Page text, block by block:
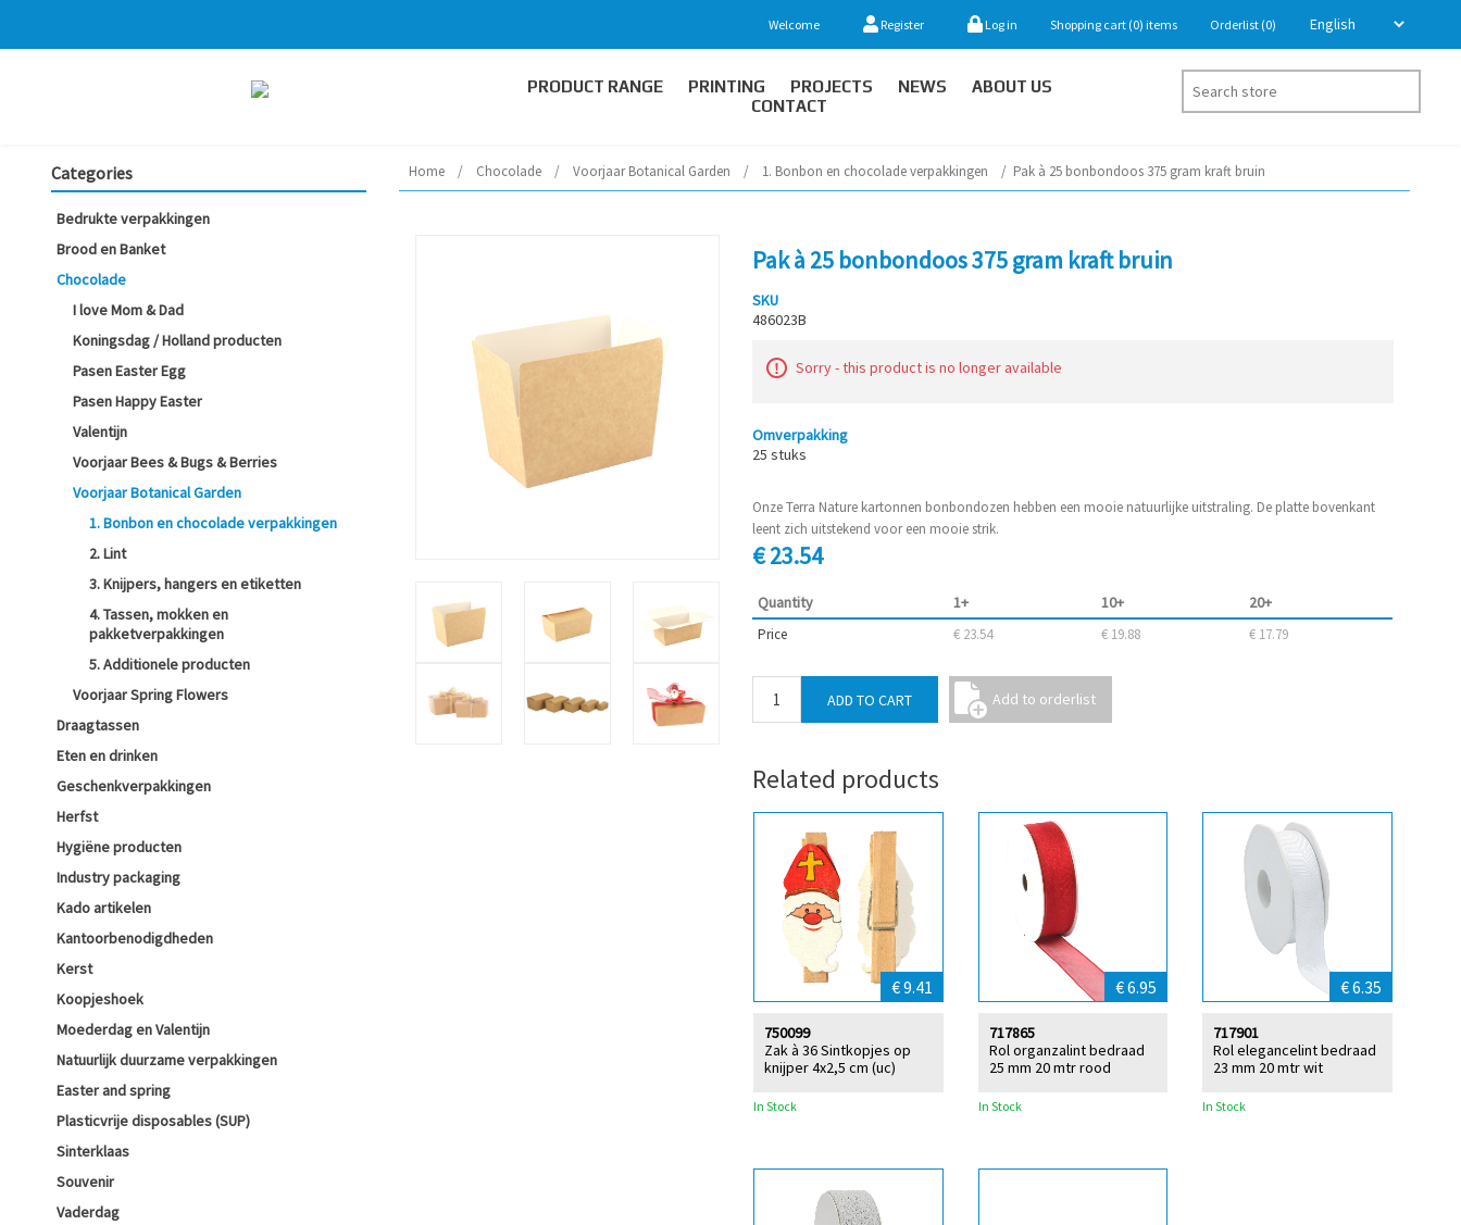
Welcome Register Log in Shopping cart (0) items Orderlist (0)
PRODUCT RANGE PRINTING PROJECTS NEWS
ABOUT US
CONTACT
Categories
Bedrukte verpakkingen
Brood en Banket
Chocolade
I love Mom & Dad
Koningsdag / Holland producten
Pasen Easter Egg
Pasen Happy Easter
Valentijn
Voorjaar Bees & Bugs & Berries
Voorjaar Botanical Garden
1. Bonbon en chocolade verpakkingen
2. Lint
3. Knijpers, hangers en etiketten
4. Tassen, mokken en
pakketverpakkingen
5. Additionele producten
Voorjaar Spring Flowers
Draagtassen
Eten en drinken
Geschenkverpakkingen
Herfst
Hygiëne producten
Industry packaging
Kado artikelen
Kantoorbenodigdheden
Kerst
Koopjeshoek
Moederdag en Valentijn
Natuurlijk duurzame verpakkingen
Easter and spring
Plasticvrije disposables (SUP)
Sinterklaas
Souvenir
Vaderdag
Home / Chocolade / Voorjaar Botanical Garden / 1. Bonbon en chocolade verpakkingen / Pak à 25 bonbondoos 375 gram kraft bruin
Pak à 25 bonbondoos 375 gram kraft bruin
SKU
486023B
Sorry - this product is no longer available
Omverpakking
25 stuks
Onze Terra Nature kartonnen bonbondozen hebben een mooie natuurlijke uitstraling. De platte bovenkant
leent zich uitstekend voor een mooie strik.
€ 23.54
Quantity 1+ 10+ 20+
Price € 23.54 € 19.88 € 17.79
Related products
€ 9.41
Zak à 36 Sintkopjes op
knijper 4x2,5 cm (uc)
750099
In Stock
€ 6.95
Rol organzalint bedraad
25 mm 20 mtr rood
717865
In Stock
€ 6.35
Rol elegancelint bedraad
23 mm 20 mtr wit
717901
In Stock